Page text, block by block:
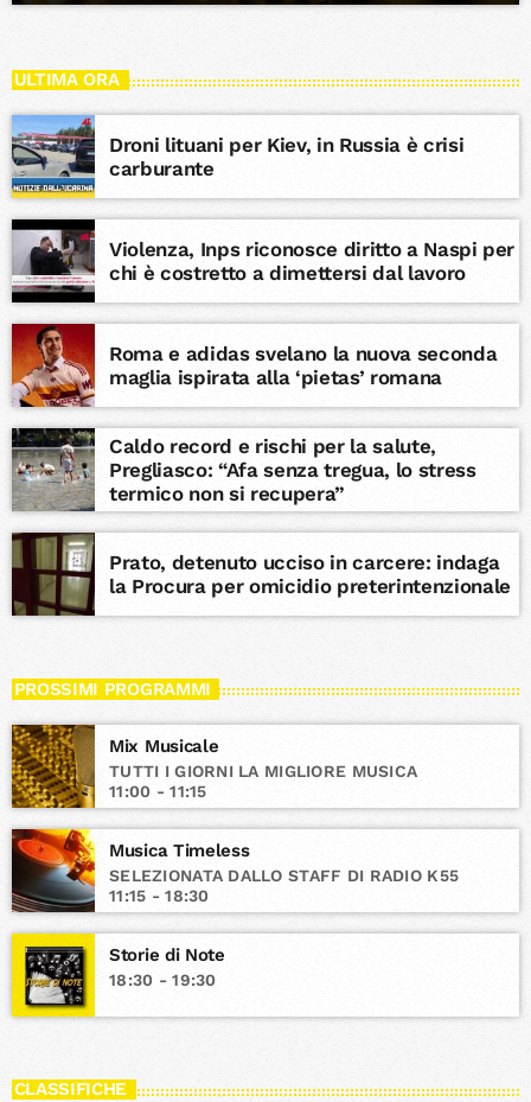
ULTIMA ORA
Droni lituani per Kiev, in Russia è crisi
carburante
Violenza, Inps riconosce diritto a Naspi per
chi è costretto a dimettersi dal lavoro
Roma e adidas svelano la nuova seconda
maglia ispirata alla ‘pietas’ romana
Caldo record e rischi per la salute,
Pregliasco: “Afa senza tregua, lo stress
termico non si recupera”
Prato, detenuto ucciso in carcere: indaga
la Procura per omicidio preterintenzionale
PROSSIMI PROGRAMMI
Mix Musicale
TUTTI I GIORNI LA MIGLIORE MUSICA
11:00 - 11:15
Musica Timeless
SELEZIONATA DALLO STAFF DI RADIO K55
11:15 - 18:30
Storie di Note
18:30 - 19:30
CLASSIFICHE